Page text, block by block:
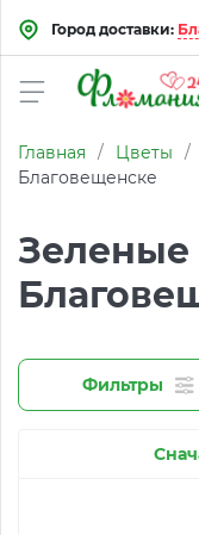
Город доставки:
Главная / Цветы /
Благовещенске
Зеленые
Фильтры